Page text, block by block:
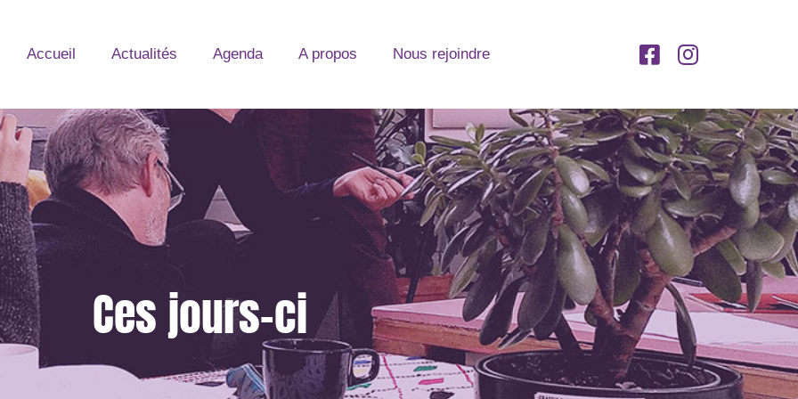
Accueil Actualités Agenda A propos Nous rejoindre
Ces jours-ci